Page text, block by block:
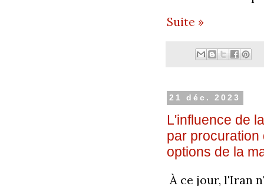
Suite »
21 déc. 2023
L'influence de
par procuration
options de la
À ce jour, l'Iran